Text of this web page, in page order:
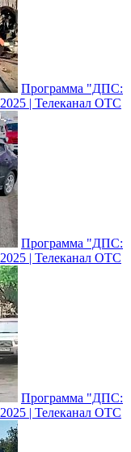
Программа "ДПС:
| Телеканал ОТС
Программа "ДПС:
| Телеканал ОТС
Программа "ДПС:
| Телеканал ОТС